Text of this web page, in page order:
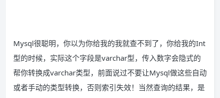
Mysql很聪明，你以为你给我的我就查不到了，你给我的Int
型的时候，实际这个字段是varchar型，传入数字会隐式的
帮你转换成varchar类型，前面说过不要让Mysql做这些自动
或者手动的类型转换，否则索引失效！当然查询的结果，是